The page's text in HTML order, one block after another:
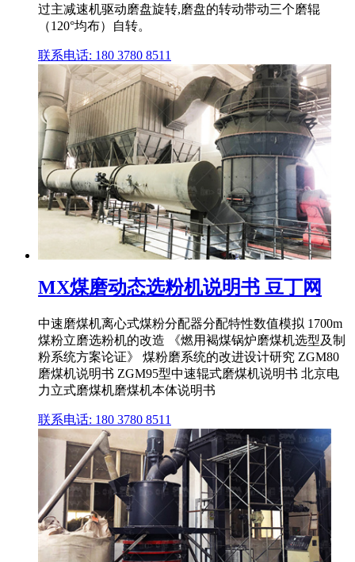
过主减速机驱动磨盘旋转,磨盘的转动带动三个磨辊
（120°均布）自转。
联系电话: 180 3780 8511
MX煤磨动态选粉机说明书 豆丁网
中速磨煤机离心式煤粉分配器分配特性数值模拟 1700m
煤粉立磨选粉机的改造 《燃用褐煤锅炉磨煤机选型及制
粉系统方案论证》 煤粉磨系统的改进设计研究 ZGM80
磨煤机说明书 ZGM95型中速辊式磨煤机说明书 北京电
力立式磨煤机磨煤机本体说明书
联系电话: 180 3780 8511